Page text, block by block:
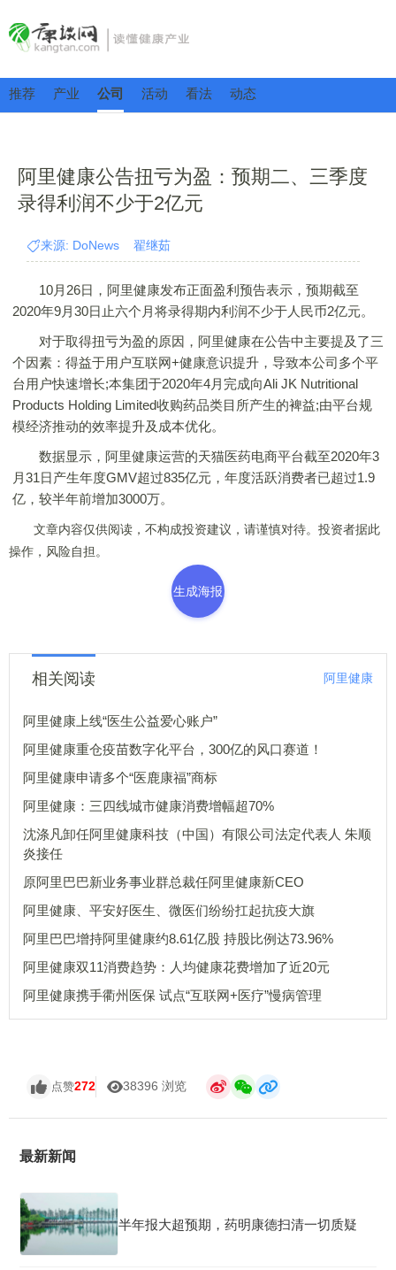
推荐 产业 公司 活动 看法 动态
阿里健康公告扭亏为盈：预期二、三季度
录得利润不少于2亿元
来源: DoNews 翟继茹
10月26日，阿里健康发布正面盈利预告表示，预期截至
2020年9月30日止六个月将录得期内利润不少于人民币2亿元。
对于取得扭亏为盈的原因，阿里健康在公告中主要提及了三
个因素：得益于用户互联网+健康意识提升，导致本公司多个平
台用户快速增长;本集团于2020年4月完成向Ali JK Nutritional
Products Holding Limited收购药品类目所产生的裨益;由平台规
模经济推动的效率提升及成本优化。
数据显示，阿里健康运营的天猫医药电商平台截至2020年3
月31日产生年度GMV超过835亿元，年度活跃消费者已超过1.9
亿，较半年前增加3000万。
文章内容仅供阅读，不构成投资建议，请谨慎对待。投资者据此
操作，风险自担。
生成海报
相关阅读 阿里健康
阿里健康上线“医生公益爱心账户”
阿里健康重仓疫苗数字化平台，300亿的风口赛道！
阿里健康申请多个“医鹿康福”商标
阿里健康：三四线城市健康消费增幅超70%
沈涤凡卸任阿里健康科技（中国）有限公司法定代表人 朱顺
炎接任
原阿里巴巴新业务事业群总裁任阿里健康新CEO
阿里健康、平安好医生、微医们纷纷扛起抗疫大旗
阿里巴巴增持阿里健康约8.61亿股 持股比例达73.96%
阿里健康双11消费趋势：人均健康花费增加了近20元
阿里健康携手衢州医保 试点“互联网+医疗”慢病管理
点赞272 38396 浏览
最新新闻
半年报大超预期，药明康德扫清一切质疑